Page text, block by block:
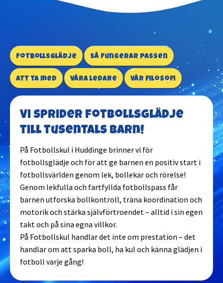
Fotbollsglädje Så fungerar passen
Att ta med Våra ledare Vår filosofi
Vi sprider fotbollsglädje
till tusentals barn!
På Fotbollskul i Huddinge brinner vi för
fotbollsglädje och för att ge barnen en positiv start i
fotbollsvärlden genom lek, bollekar och rörelse!
Genom lekfulla och fartfyllda fotbollspass får
barnen utforska bollkontroll, träna koordination och
motorik och stärka självförtroendet – alltid i sin egen
takt och på sina egna villkor.
På Fotbollskul handlar det inte om prestation – det
handlar om att sparka boll, ha kul och känna glädjen i
fotboll varje gång!